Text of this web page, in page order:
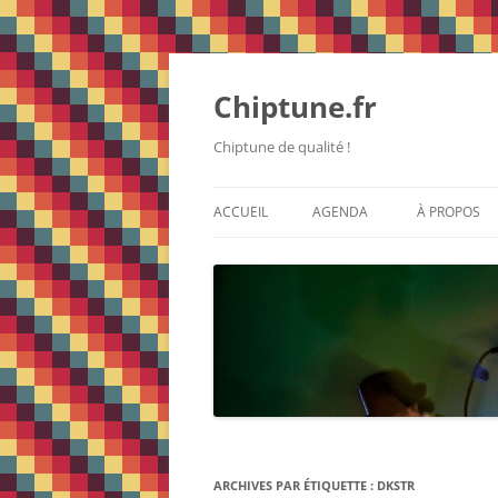
Chiptune.fr
Chiptune de qualité !
ACCUEIL AGENDA À PROPOS
ARCHIVES PAR ÉTIQUETTE : DKSTR